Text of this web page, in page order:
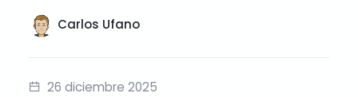
Carlos Ufano
26 diciembre 2025